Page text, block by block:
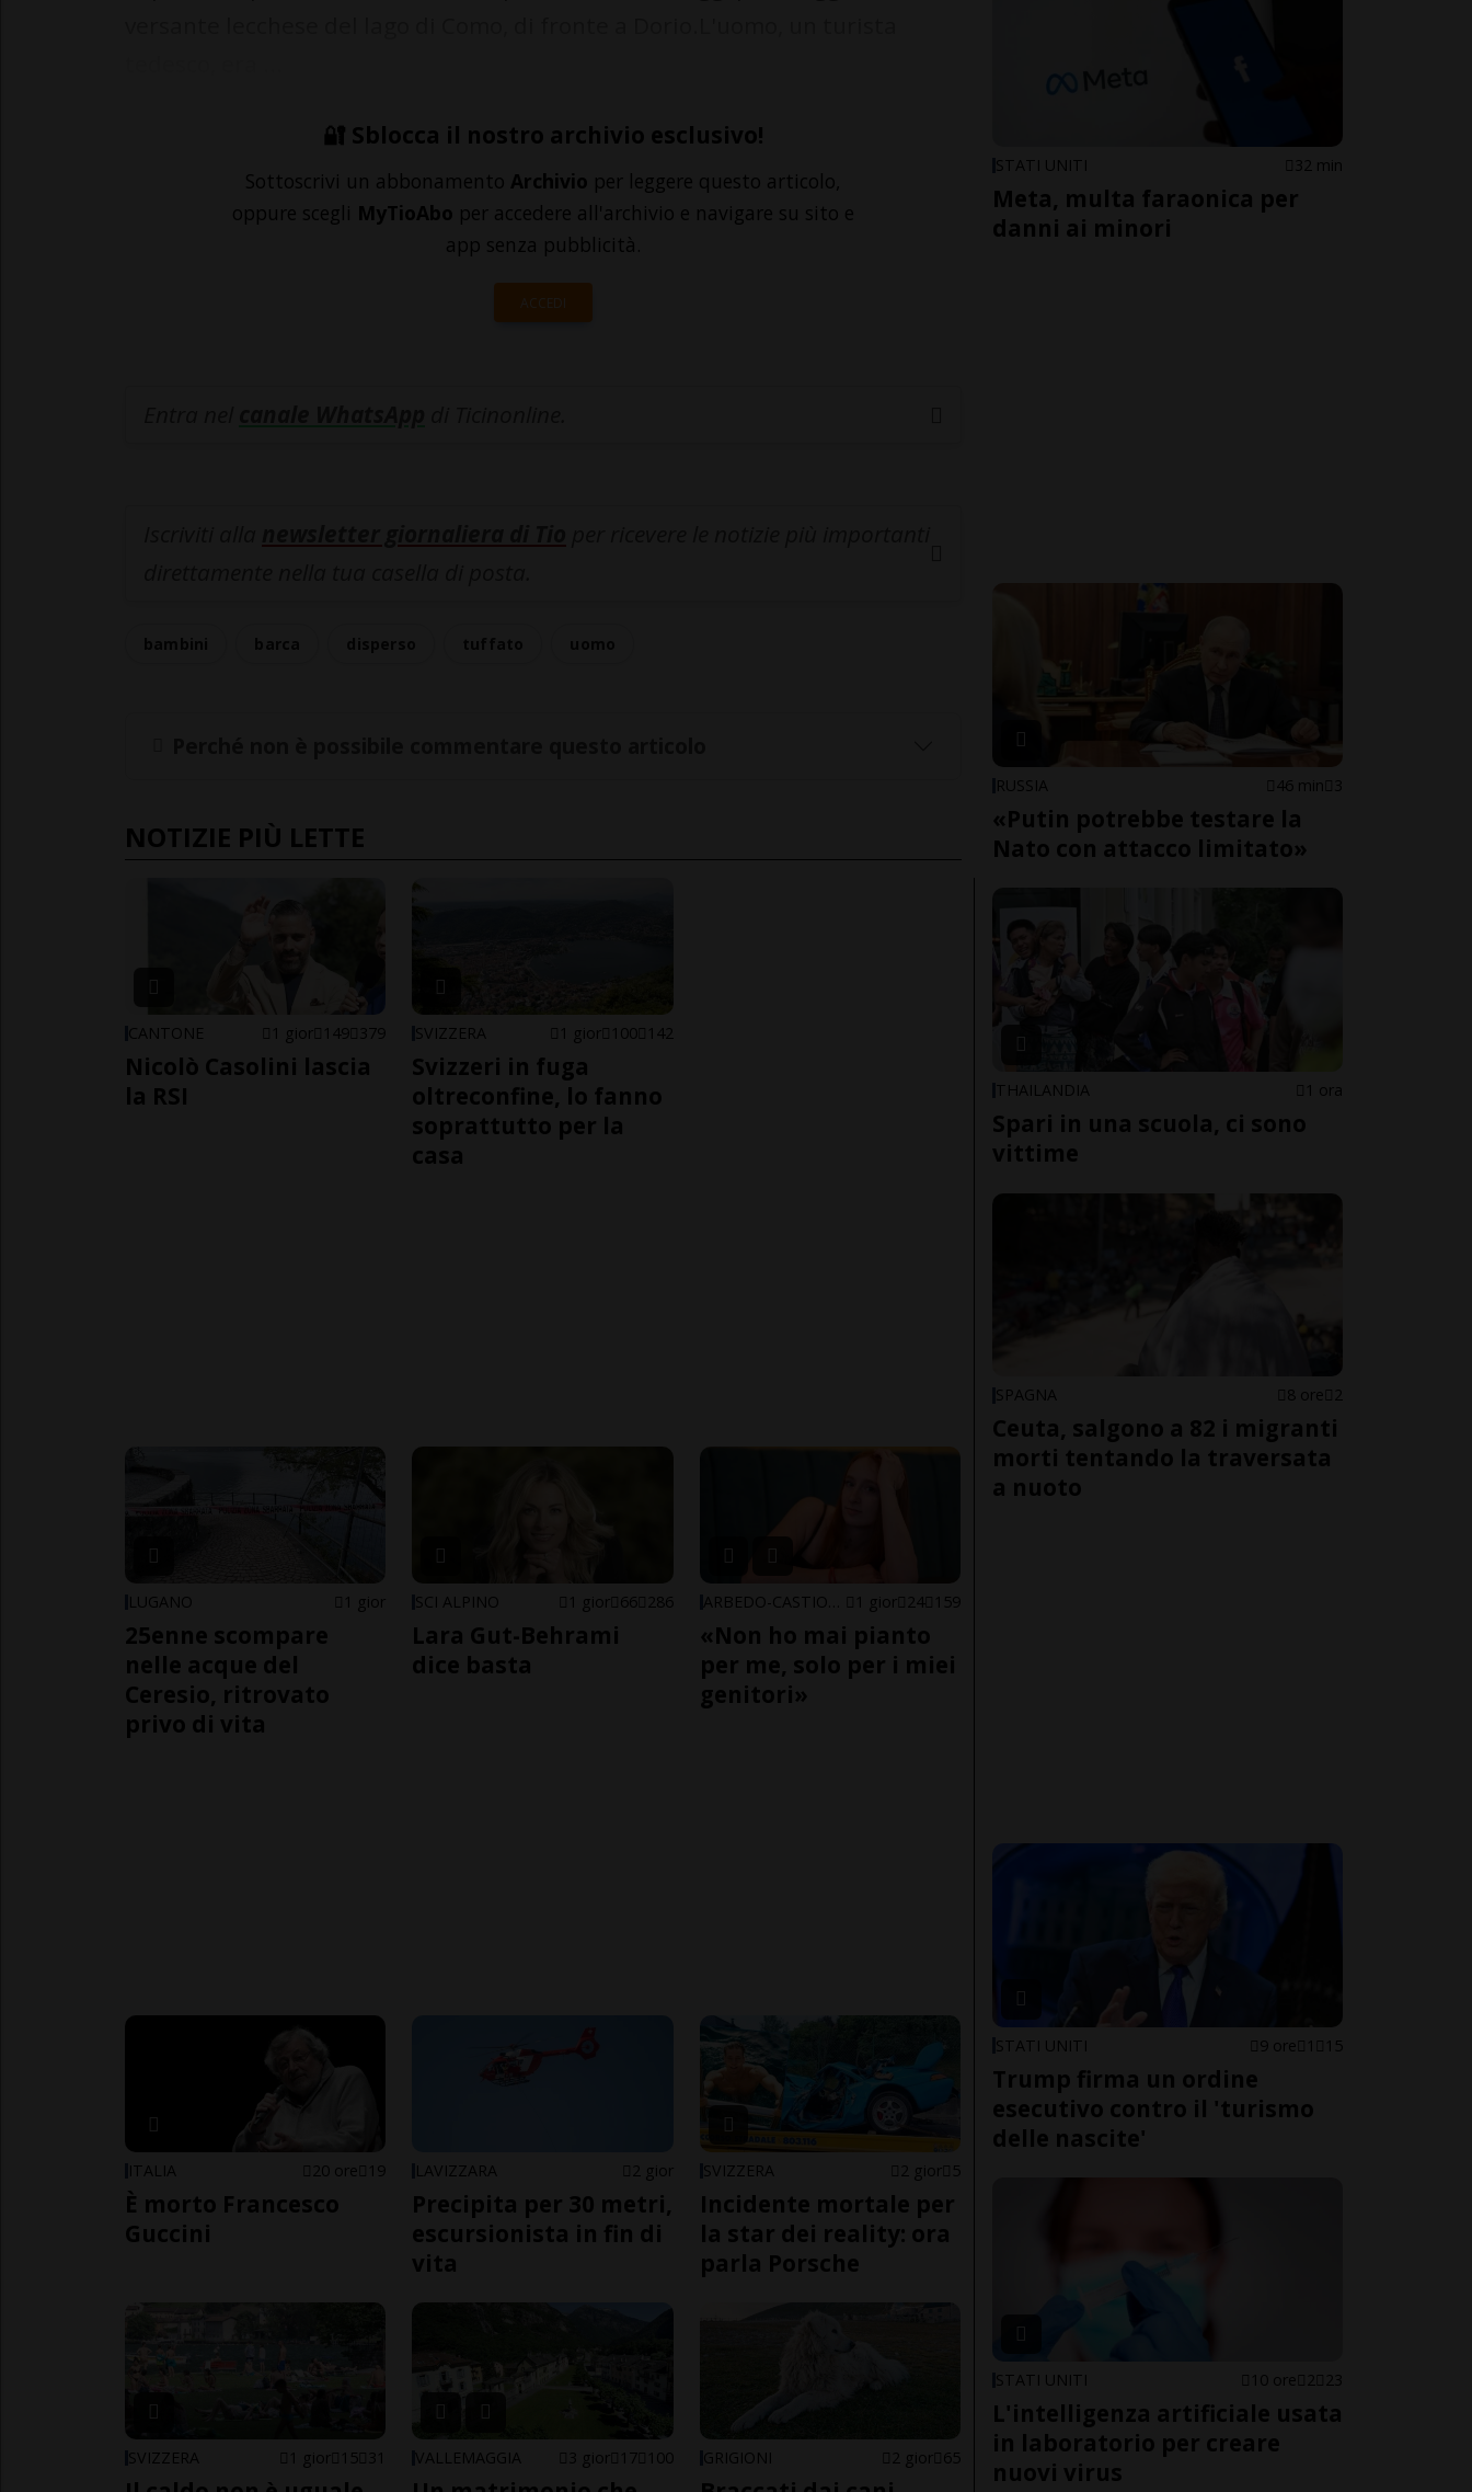
🔐 Sblocca il nostro archivio esclusivo!
Sottoscrivi un abbonamento Archivio per leggere questo articolo,
oppure scegli MyTioAbo per accedere all'archivio e navigare su sito e
app senza pubblicità.
ACCEDI
NOTIZIE PIÙ LETTE
CANTONE 1 gior 149 379
Nicolò Casolini lascia
la RSI
SVIZZERA 1 gior 100 142
Svizzeri in fuga
oltreconfine, lo fanno
soprattutto per la
casa
LUGANO 1 gior
25enne scompare
nelle acque del
Ceresio, ritrovato
privo di vita
SCI ALPINO 1 gior 66 286
Lara Gut-Behrami
dice basta
1 gior 24 159
«Non ho mai pianto
per me, solo per i miei
genitori»
ITALIA 20 ore 19
È morto Francesco
Guccini
LAVIZZARA 2 gior
Precipita per 30 metri,
escursionista in fin di
vita
SVIZZERA 2 gior 5
Incidente mortale per
la star dei reality: ora
parla Porsche
SVIZZERA 1 gior 15 31 VALLEMAGGIA 3 gior 17 100 GRIGIONI 2 gior 65
STATI UNITI 32 min
Meta, multa faraonica per
danni ai minori
RUSSIA 46 min 3
«Putin potrebbe testare la
Nato con attacco limitato»
THAILANDIA 1 ora
Spari in una scuola, ci sono
vittime
SPAGNA 8 ore 2
Ceuta, salgono a 82 i migranti
morti tentando la traversata
a nuoto
STATI UNITI 9 ore 1 15
Trump firma un ordine
esecutivo contro il 'turismo
delle nascite'
STATI UNITI 10 ore 2 23
L'intelligenza artificiale usata
in laboratorio per creare
nuovi virus